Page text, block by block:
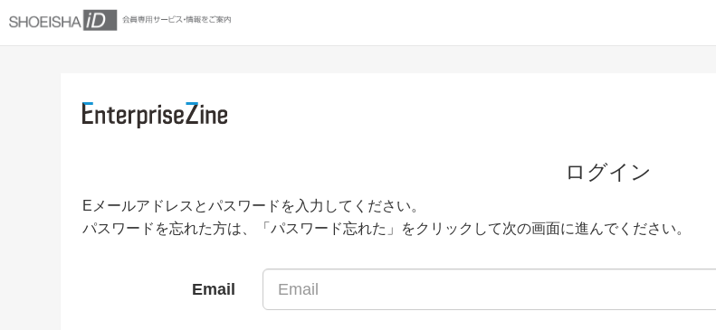
ログイン
Eメールアドレスとパスワードを入力してください。
パスワードを忘れた方は、「パスワード忘れた」をクリックして次の画面に進んでください。
Email